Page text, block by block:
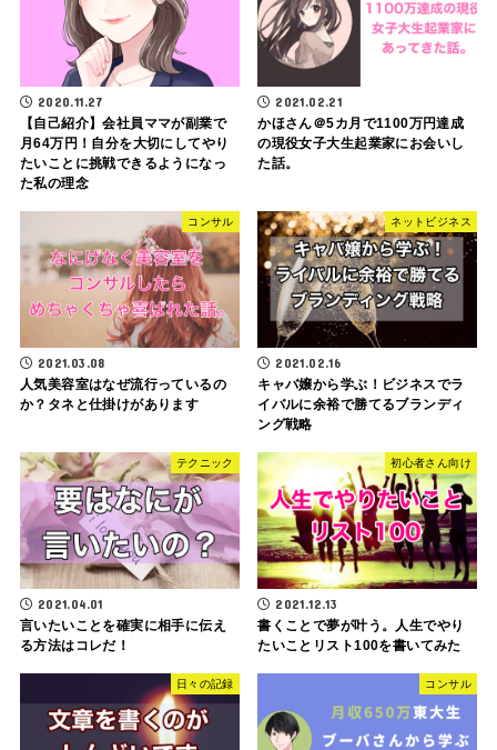
2020.11.27
【自己紹介】会社員ママが副業で
月64万円！自分を大切にしてやり
たいことに挑戦できるようになっ
た私の理念
2021.02.21
かほさん＠5カ月で1100万円達成
の現役女子大生起業家にお会いし
た話。
コンサル
2021.03.08
人気美容室はなぜ流行っているの
か？タネと仕掛けがあります
ネットビジネス
2021.02.16
キャバ嬢から学ぶ！ビジネスでラ
イバルに余裕で勝てるブランディ
ング戦略
テクニック
2021.04.01
言いたいことを確実に相手に伝え
る方法はコレだ！
初心者さん向け
2021.12.13
書くことで夢が叶う。人生でやり
たいことリスト100を書いてみた
日々の記録 コンサル